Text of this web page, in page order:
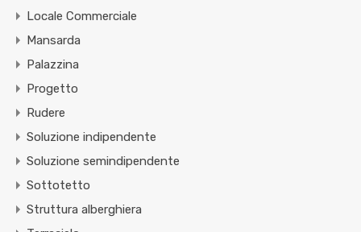
Locale Commerciale
Mansarda
Palazzina
Progetto
Rudere
Soluzione indipendente
Soluzione semindipendente
Sottotetto
Struttura alberghiera